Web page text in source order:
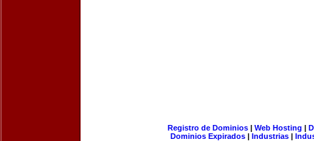
Registro de Dominios| Web Hosting |
Dominios Expirados | Industrias |